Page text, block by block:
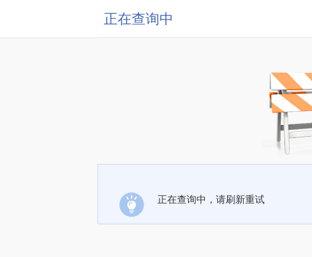
正在查询中
正在查询中，请刷新重试